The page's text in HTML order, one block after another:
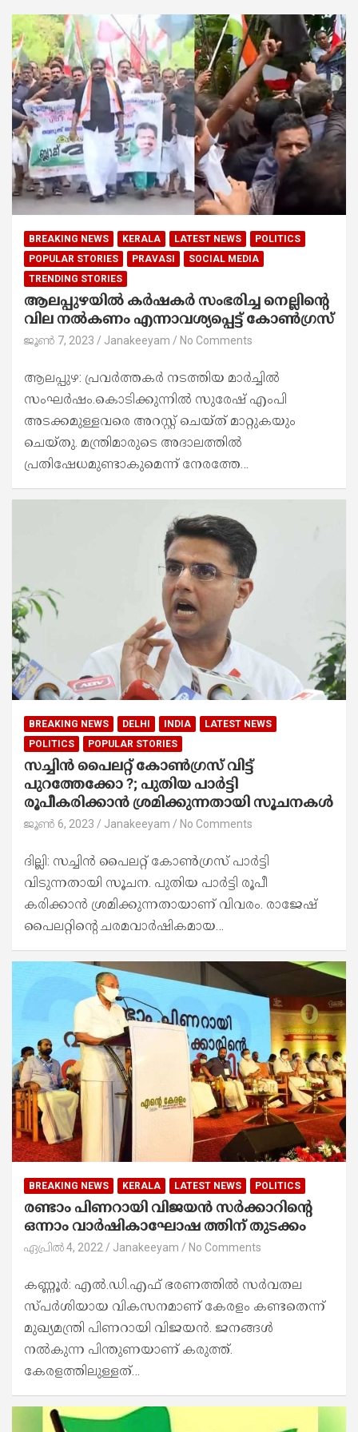
BREAKING NEWS KERALA LATEST NEWS
POLITICS
POPULAR STORIES
PRAVASI
SOCIAL MEDIA
TRENDING STORIES
ആലപ്പുഴയിൽ കർഷകർ സംഭരിച്ച നെല്ലിന്റെ
വില നൽകണം എന്നാവശ്യപ്പെട്ട് കോൺഗ്രസ്
ജൂൺ 7, 2023 Janakeeyam No Comments
ആലപ്പുഴ: പ്രവർത്തകർ നടത്തിയ മാർച്ചിൽ
സംഘർഷം.കൊടിക്കുന്നിൽ സുരേഷ് എംപി
അടക്കമുള്ളവരെ അറസ്റ്റ് ചെയ്ത് മാറ്റുകയും
ചെയ്തു. മന്ത്രിമാരുടെ അദാലത്തിൽ
പ്രതിഷേധമുണ്ടാകുമെന്ന് നേരത്തേ…
BREAKING NEWS DELHI INDIA
LATEST NEWS
POLITICS
POPULAR STORIES
സച്ചിന്‍ പൈലറ്റ് കോണ്‍ഗ്രസ് വിട്ട്
പുറത്തേക്കോ ?; പുതിയ പാര്‍ട്ടി
രൂപീകരിക്കാൻ ശ്രമിക്കുന്നതായി സൂചനകൾ
ജൂൺ 6, 2023 Janakeeyam No Comments
ദില്ലി: സച്ചിന്‍ പൈലറ്റ് കോണ്‍ഗ്രസ് പാർട്ടി
വിടുന്നതായി സൂചന. പുതിയ പാര്‍ട്ടി രൂപീ
കരിക്കാൻ ശ്രമിക്കുന്നതായാണ് വിവരം. രാജേഷ്
പൈലറ്റിന്‍റെ ചരമവാർഷികമായ…
BREAKING NEWS KERALA LATEST NEWS POLITICS
രണ്ടാം പിണറായി വിജയൻ സർക്കാറിന്റെ
ഒന്നാം വാർഷികാഘോഷ ത്തി​ന് തുടക്കം
ഏപ്രിൽ 4, 2022 Janakeeyam No Comments
കണ്ണൂർ: എൽ.ഡി.എഫ് ഭരണത്തിൽ സര്‍വതല
സ്പര്‍ശിയായ വികസനമാണ് കേരളം കണ്ടതെന്ന്
മുഖ്യമന്ത്രി പിണറായി വിജയൻ. ജനങ്ങള്‍
നല്‍കുന്ന പിന്തുണയാണ് കരുത്ത്.
കേരളത്തിലുള്ളത്…